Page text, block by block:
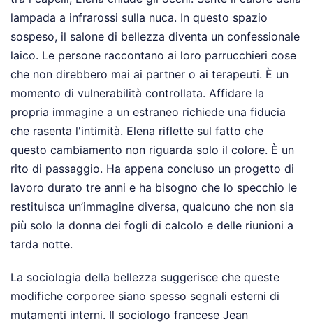
lampada a infrarossi sulla nuca. In questo spazio
sospeso, il salone di bellezza diventa un confessionale
laico. Le persone raccontano ai loro parrucchieri cose
che non direbbero mai ai partner o ai terapeuti. È un
momento di vulnerabilità controllata. Affidare la
propria immagine a un estraneo richiede una fiducia
che rasenta l'intimità. Elena riflette sul fatto che
questo cambiamento non riguarda solo il colore. È un
rito di passaggio. Ha appena concluso un progetto di
lavoro durato tre anni e ha bisogno che lo specchio le
restituisca un’immagine diversa, qualcuno che non sia
più solo la donna dei fogli di calcolo e delle riunioni a
tarda notte.
La sociologia della bellezza suggerisce che queste
modifiche corporee siano spesso segnali esterni di
mutamenti interni. Il sociologo francese Jean